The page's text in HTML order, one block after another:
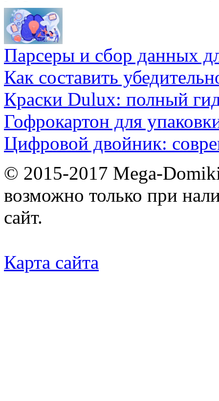
Парсеры и сбор данных
Как составить
Краски Dulux: полный
Гофрокартон для
Цифровой двойник:
© 2015-2017 Mega-
возможно только при
сайт.
Карта сайта